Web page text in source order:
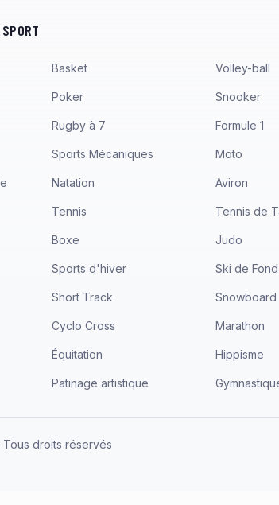
Basket Volley-ball
Poker Snooker
Rugby à 7 Formule 1
Sports Mécaniques Moto
Natation Aviron
Tennis Tennis de
Boxe Judo
Sports d'hiver Ski de Fond
Short Track Snowboard
Cyclo Cross Marathon
Équitation Hippisme
Patinage artistique
droits réservés